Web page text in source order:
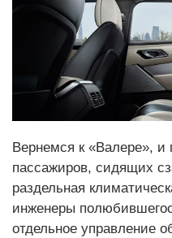
Вернемся к «Валере», и
пассажиров, сидящих
раздельная
инженеры
отдельное управление